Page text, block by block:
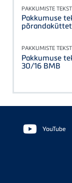
PAKKUMISTE
Pakkumuse
PAKKUMISTE
Pakkumuse
30/16 BMB
Floating
Sidebar YouTube